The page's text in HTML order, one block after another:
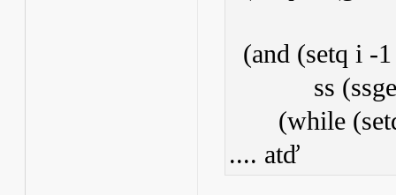
(and (setq i -1
ss (ssget
(while (setq
.... atď